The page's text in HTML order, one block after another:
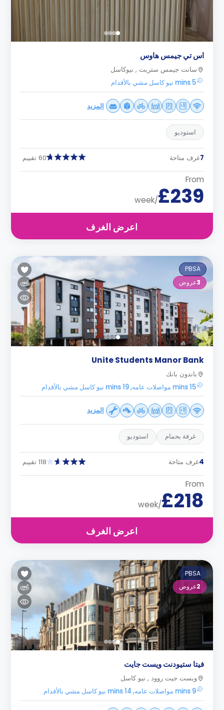
اس تي جيمس هاوس
سانت جيمس ستريت , نيوكاسل
5 mins نيو كاسل مشي بالأقدام
المزيد
استوديو
7غرف متاحة 60 تقييم
From
£239
/week
اعرض الغرف
PBSA
3عروض
Unite Students Manor Bank
باندون بانك
15 mins مواصلات عامه, 19 mins نيو كاسل مشي بالأقدام
المزيد
غرفة بحمام استوديو
4غرف متاحة 118 تقييم
From
£218
/week
اعرض الغرف
PBSA
2عروض
فيتا ستيودنت ويست جايت
ويست جيت روود , نيو كاسل
9 mins مواصلات عامه, 14 mins نيو كاسل مشي بالأقدام